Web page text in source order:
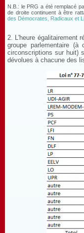
N.B.: le PRG a été remplacé
de droite continuent à être
des Démocrates, Radicaux et
2. L'heure égalitairement
groupe parlementaire
circonscriptions sur huit)
dévolues à chacune des